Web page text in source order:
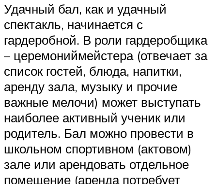
Удачный бал, как и удачный
спектакль, начинается с
гардеробной. В роли гардеробщика
– церемониймейстера (отвечает за
список гостей, блюда, напитки,
аренду зала, музыку и прочие
важные мелочи) может выступать
наиболее активный ученик или
родитель. Бал можно провести в
школьном спортивном (актовом)
зале или арендовать отдельное
помещение (аренда потребует